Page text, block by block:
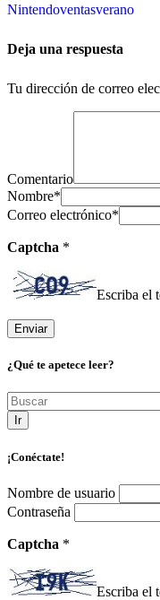
Nintendoventasverano
Deja una respuesta
Tu dirección de correo
Comentario
Nombre*
Correo electrónico*
Captcha *
Escriba el
¿Qué te apetece leer?
Ir
¡Conéctate!
Nombre de usuario
Contraseña
Captcha *
Escriba el